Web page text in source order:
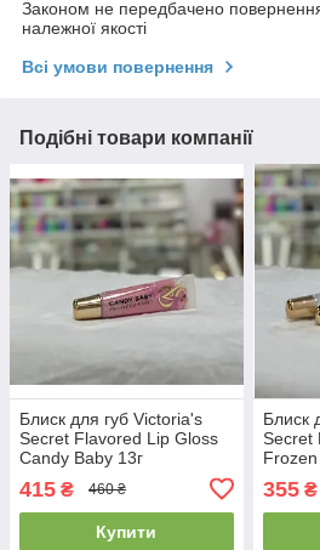
Законом не передбачено
належної якості
Всі умови повернення
Подібні товари компанії
Блиск для губ Victoria's
Secret Flavored Lip Gloss
Candy Baby 13г
415 ₴ 460 ₴
Купити
Блиск
Secret
355₴